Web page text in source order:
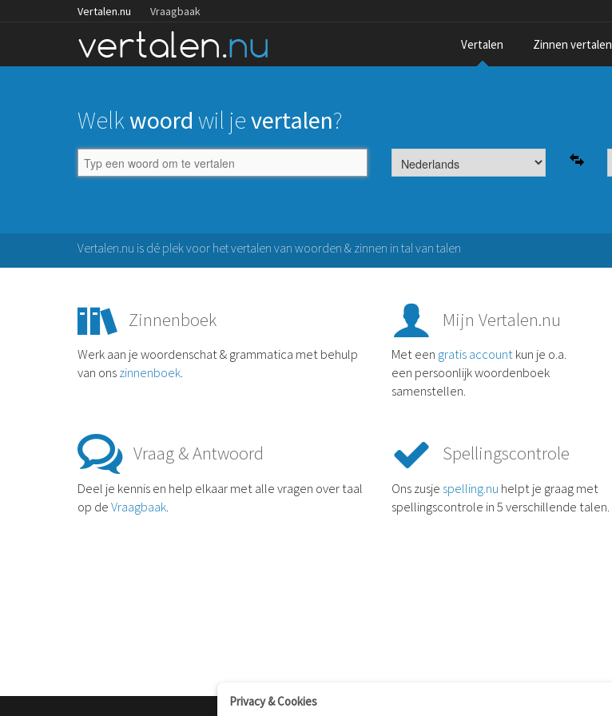
Vertalen.nu Vraagbaak
Vertalen Zinnen vertalen
Welkwoord wil jevertalen?
Vertalen.nu is dé plek voor het vertalen van woorden & zinnen in tal van talen
Zinnenboek
Werk aan je woordenschat & grammatica met behulp
van onszinnenboek.
Mijn Vertalen.nu
Met een gratis accountkun je o.a.
een persoonlijk woordenboek
samenstellen.
Vraag & Antwoord
Deel je kennis en help elkaar met alle vragen over taal
op deVraagbaak.
Spellingscontrole
Ons zusje spelling.nu helpt je graag met
spellingscontrole in 5 verschillende talen.
Privacy & Cookies